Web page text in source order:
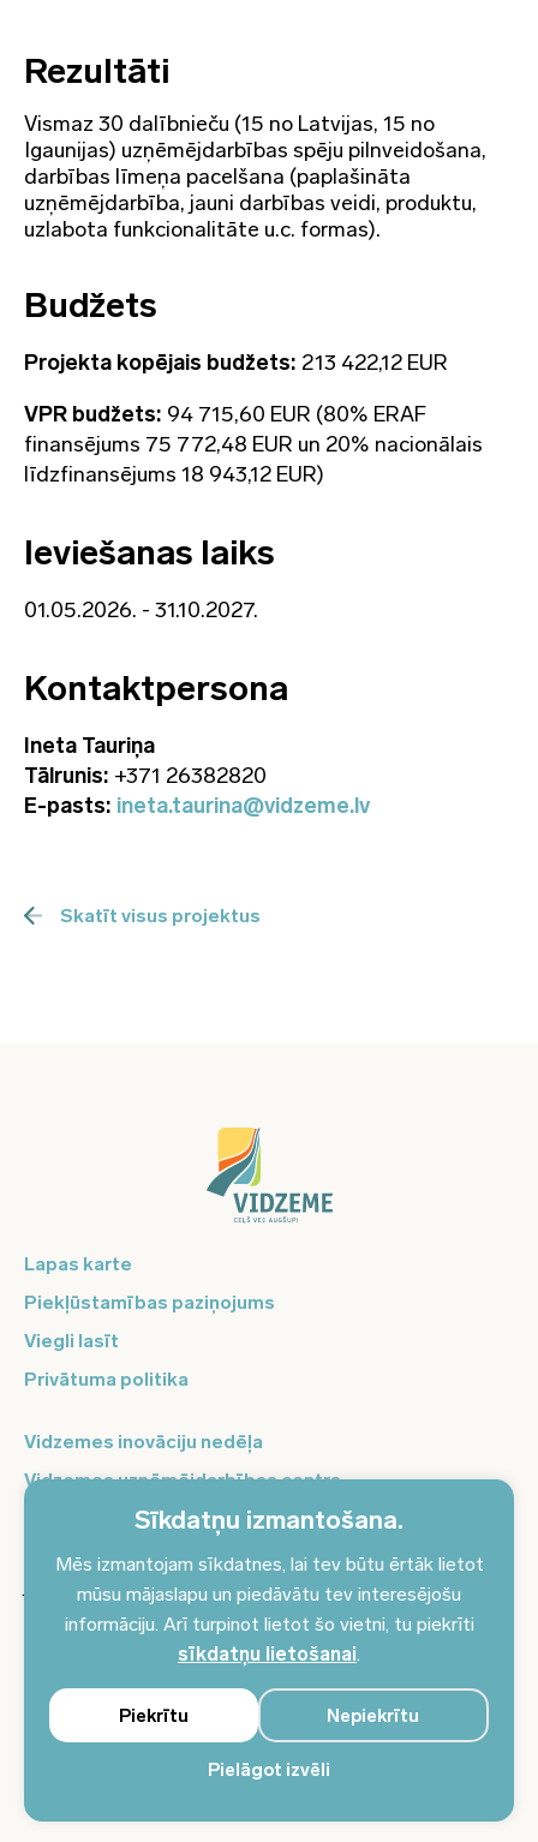
Sīkdatņu izmantošana.
Mēs izmantojam sīkdatnes, lai tev būtu ērtāk lietot
mūsu mājaslapu un piedāvātu tev interesējošu
informāciju. Arī turpinot lietot šo vietni, tu piekrīti
sīkdatņu lietošanai.
Pielāgot izvēli
Nepiekrītu
Piekrītu
Rezultāti
Vismaz 30 dalībnieču (15 no Latvijas, 15 no
Igaunijas) uzņēmējdarbības spēju pilnveidošana,
darbības līmeņa pacelšana (paplašināta
uzņēmējdarbība, jauni darbības veidi, produktu,
uzlabota funkcionalitāte u.c. formas).
Budžets
Projekta kopējais budžets: 213 422,12 EUR
VPR budžets: 94 715,60 EUR (80% ERAF
finansējums 75 772,48 EUR un 20% nacionālais
līdzfinansējums 18 943,12 EUR)
Ieviešanas laiks
01.05.2026. - 31.10.2027.
Kontaktpersona
Ineta Tauriņa
Tālrunis: +371 26382820
E-pasts: ineta.taurina@vidzeme.lv
Skatīt visus projektus
Lapas karte
Piekļūstamības paziņojums
Viegli lasīt
Privātuma politika
Vidzemes inovāciju nedēļa
Vidzemes uzņēmējdarbības centrs
Balso Vidzeme
Pierakstieties jaunumiem un saņemiet aktuālākos
jaunumus savā e-pastā!
Pieteikties jaunumiem